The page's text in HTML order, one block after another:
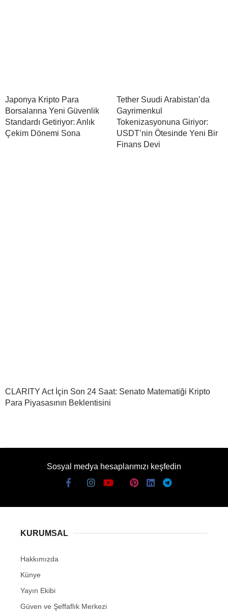
Japonya Kripto Para
Borsalarına Yeni Güvenlik
Standardı Getiriyor: Anlık
Çekim Dönemi Sona
Tether Suudi Arabistan’da
Gayrimenkul
Tokenizasyonuna Giriyor:
USDT’nin Ötesinde Yeni Bir
Finans Devi
CLARITY Act İçin Son 24 Saat: Senato Matematiği Kripto
Para Piyasasının Beklentisini
Sosyal medya hesaplarımızı keşfedin
KURUMSAL
Hakkımızda
Künye
Yayın Ekibi
Güven ve Şeffaflık Merkezi